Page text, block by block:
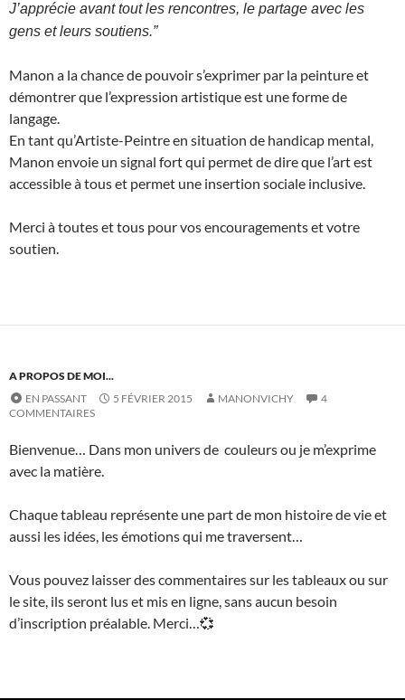
J’apprécie avant tout les rencontres, le partage avec les
gens et leurs soutiens.”
Manon a la chance de pouvoir s’exprimer par la peinture et
démontrer que l’expression artistique est une forme de
langage.
En tant qu’Artiste-Peintre en situation de handicap mental,
Manon envoie un signal fort qui permet de dire que l’art est
accessible à tous et permet une insertion sociale inclusive.
Merci à toutes et tous pour vos encouragements et votre
soutien.
A PROPOS DE MOI...
EN PASSANT
5 FÉVRIER 2015 MANONVICHY
4
COMMENTAIRES
Bienvenue… Dans mon univers de couleurs ou je m’exprime
avec la matière.
Chaque tableau représente une part de mon histoire de vie et
aussi les idées, les émotions qui me traversent…
Vous pouvez laisser des commentaires sur les tableaux ou sur
le site, ils seront lus et mis en ligne, sans aucun besoin
d’inscription préalable. Merci…💞